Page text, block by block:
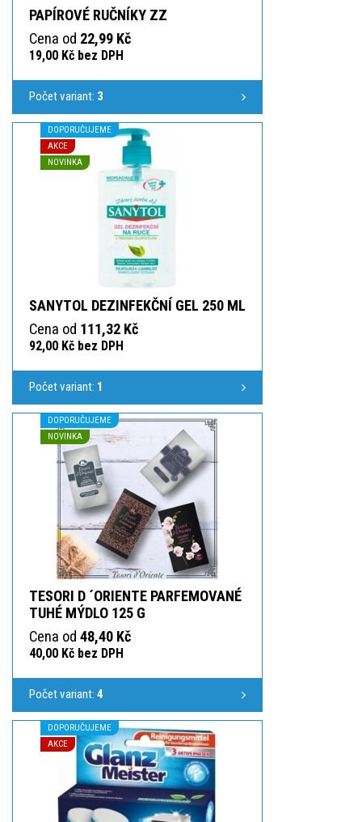
PAPÍROVÉ RUČNÍKY ZZ
Cena od 22,99 Kč
19,00 Kč bez DPH
Počet variant: 3
DOPORUČUJEME
AKCE
NOVINKA
SANYTOL DEZINFEKČNÍ GEL 250 ML
Cena od 111,32 Kč
92,00 Kč bez DPH
Počet variant: 1
DOPORUČUJEME
NOVINKA
TESORI D ´ORIENTE PARFEMOVANÉ
TUHÉ MÝDLO 125 G
Cena od 48,40 Kč
40,00 Kč bez DPH
Počet variant: 4
DOPORUČUJEME
AKCE